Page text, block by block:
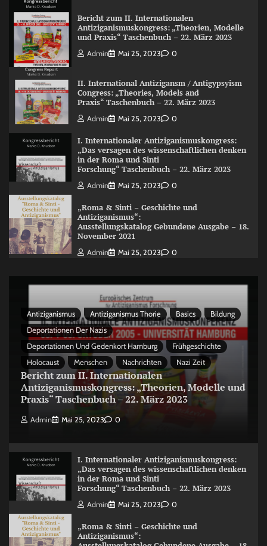
Bericht zum II. Internationalen
Antiziganismuskongress: „Theorien, Modelle
und Praxis“ Taschenbuch – 22. März 2023
Admin Mai 25, 2023 0
II. International Antizigansm / Antigypsyism
Congress: „Theories, Models and
Praxis“ Taschenbuch – 22. März 2023
Admin Mai 25, 2023 0
I. Internationaler Antiziganismuskongress:
„Das versagen des wissenschaftlichen denken
in der Roma und Sinti
Forschung“ Taschenbuch – 22. März 2023
Admin Mai 25, 2023 0
„Roma & Sinti – Geschichte und
Antiziganismus“:
Ausstellungskatalog Gebundene Ausgabe – 18.
November 2021
Admin Mai 25, 2023 0
Antiziganismus Antiziganismus Thorie Basics
Bildung
Deportationen Der Nazis
Deportationen Und Gedenkort Hamburg
Frühgeschichte
Holocaust
Menschen Nachrichten Nazi Zeit
Bericht zum II. Internationalen
Antiziganismuskongress: „Theorien, Modelle und
Praxis“ Taschenbuch – 22. März 2023
Admin Mai 25, 2023 0
I. Internationaler Antiziganismuskongress:
„Das versagen des wissenschaftlichen denken
in der Roma und Sinti
Forschung“ Taschenbuch – 22. März 2023
Admin Mai 25, 2023 0
„Roma & Sinti – Geschichte und
Antiziganismus“: